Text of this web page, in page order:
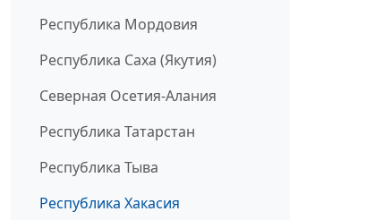
Республика Мордовия
Республика Саха (Якутия)
Северная Осетия-Алания
Республика Татарстан
Республика Тыва
Республика Хакасия